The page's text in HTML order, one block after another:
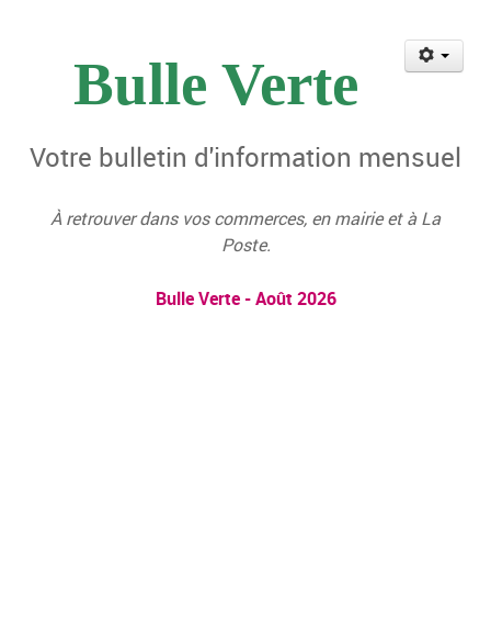
Bulle Verte
Votre bulletin d'information mensuel
À retrouver dans vos commerces, en mairie et à La
Poste.
Bulle Verte - Août 2026